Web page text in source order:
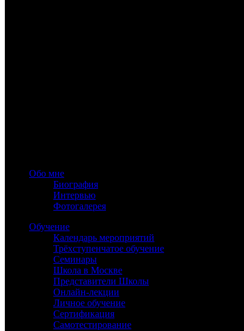
Обо мне
Биография
Интервью
Фотогалерея
Обучение
Календарь мероприятий
Трёхступенчатое обучение
Семинары
Школа в Москве
Представители Школы
Онлайн-лекции
Личное обучение
Сертификация
Самотестирование